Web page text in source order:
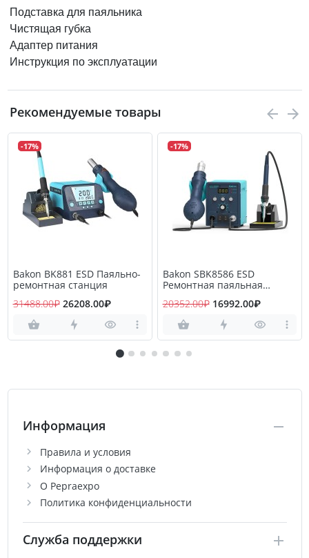
Подставка для паяльника
Чистящая губка
Адаптер питания
Инструкция по эксплуатации
Рекомендуемые товары
-17%
Bakon BK881 ESD Паяльно-
ремонтная станция
31488.00₽ 26208.00₽
-17%
Bakon SBK8586 ESD
Ремонтная паяльная
20352.00₽ 16992.00₽
Информация
Правила и условия
Информация о доставке
О Pepraexpo
Политика конфиденциальности
Служба поддержки